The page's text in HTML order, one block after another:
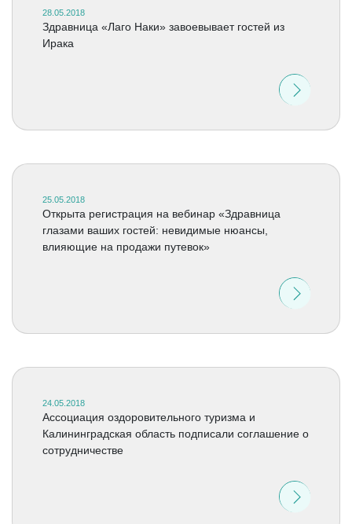
28.05.2018
Здравница «Лаго Наки» завоевывает гостей из
Ирака
25.05.2018
Открыта регистрация на вебинар «Здравница
глазами ваших гостей: невидимые нюансы,
влияющие на продажи путевок»
24.05.2018
Ассоциация оздоровительного туризма и
Калининградская область подписали соглашение о
сотрудничестве